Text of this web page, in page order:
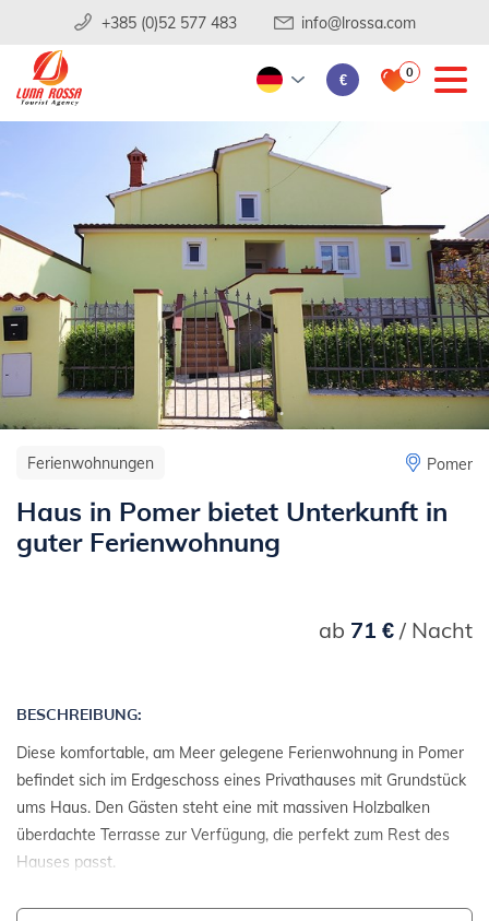
+385 (0)52 577 483 info@lrossa.com
€ 0
Ferienwohnungen Pomer
Haus in Pomer bietet Unterkunft in
guter Ferienwohnung
ab 71 €/ Nacht
BESCHREIBUNG:
Diese komfortable, am Meer gelegene Ferienwohnung in Pomer
befindet sich im Erdgeschoss eines Privathauses mit Grundstück
ums Haus. Den Gästen steht eine mit massiven Holzbalken
überdachte Terrasse zur Verfügung, die perfekt zum Rest des
Hauses passt.